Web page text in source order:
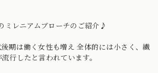
ミレニアムブローチのご紹介♪
期は働く女性も増え 全体的には小さく、繊
行したと言われています。